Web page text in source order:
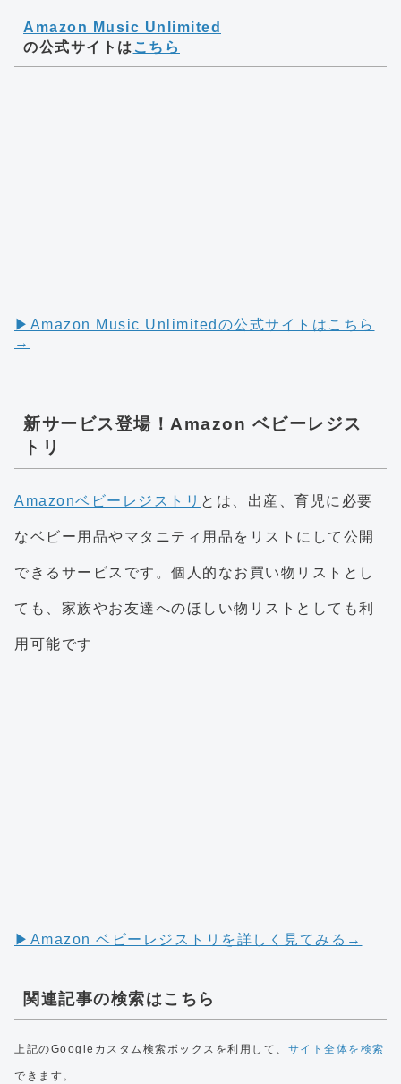
Amazon Music Unlimited
の公式サイトは こちら
▶︎Amazon Music Unlimitedの公式サイトはこちら
→
新サービス登場！Amazon ベビーレジス
トリ
Amazonベビーレジストリ とは、出産、育児に必要
なベビー用品やマタニティ用品をリストにして公開
できるサービスです。個人的なお買い物リストとし
ても、家族やお友達へのほしい物リストとしても利
用可能です
▶︎Amazon ベビーレジストリを詳しく見てみる→
関連記事の検索はこちら
上記のGoogleカスタム検索ボックスを利用して、 サイト全体を検索
できます。